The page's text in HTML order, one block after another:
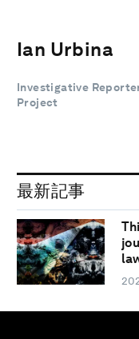
Ian Urbina
Investigative
Project
最新記事